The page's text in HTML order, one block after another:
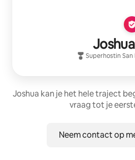
Joshua
Superhostin San
Joshua kan je het hele traject
vraag tot je
Neem contact op